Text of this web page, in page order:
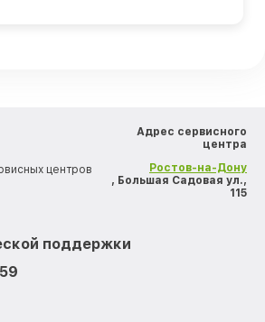
центров
Адрес сервисного
центра
Ростов-на-Дону
, Большая Садовая ул.,
115
поддержки